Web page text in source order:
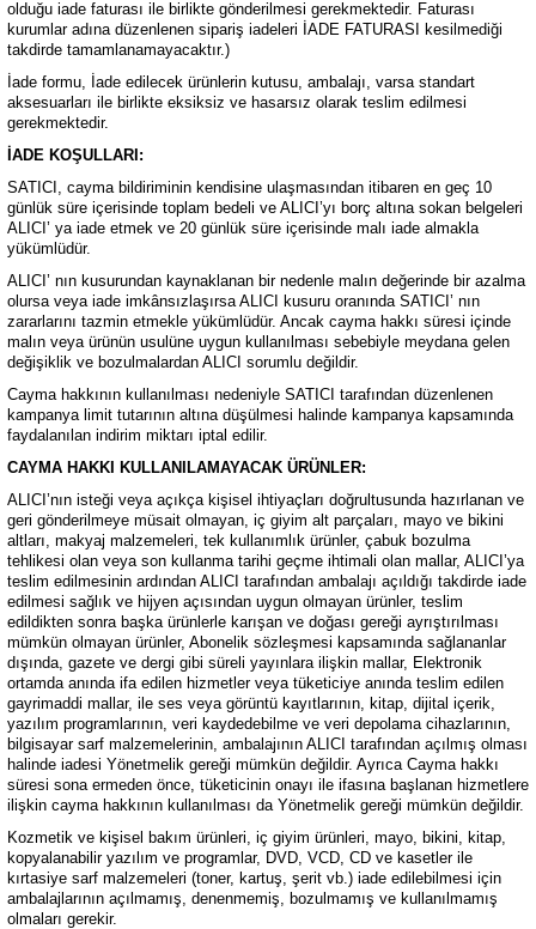
olduğu iade faturası ile birlikte gönderilmesi gerekmektedir. Faturası
kurumlar adına düzenlenen sipariş iadeleri İADE FATURASI kesilmediği
takdirde tamamlanamayacaktır.)
İade formu, İade edilecek ürünlerin kutusu, ambalajı, varsa standart
aksesuarları ile birlikte eksiksiz ve hasarsız olarak teslim edilmesi
gerekmektedir.
İADE KOŞULLARI:
SATICI, cayma bildiriminin kendisine ulaşmasından itibaren en geç 10
günlük süre içerisinde toplam bedeli ve ALICI’yı borç altına sokan belgeleri
ALICI’ ya iade etmek ve 20 günlük süre içerisinde malı iade almakla
yükümlüdür.
ALICI’ nın kusurundan kaynaklanan bir nedenle malın değerinde bir azalma
olursa veya iade imkânsızlaşırsa ALICI kusuru oranında SATICI’ nın
zararlarını tazmin etmekle yükümlüdür. Ancak cayma hakkı süresi içinde
malın veya ürünün usulüne uygun kullanılması sebebiyle meydana gelen
değişiklik ve bozulmalardan ALICI sorumlu değildir.
Cayma hakkının kullanılması nedeniyle SATICI tarafından düzenlenen
kampanya limit tutarının altına düşülmesi halinde kampanya kapsamında
faydalanılan indirim miktarı iptal edilir.
CAYMA HAKKI KULLANILAMAYACAK ÜRÜNLER:
ALICI’nın isteği veya açıkça kişisel ihtiyaçları doğrultusunda hazırlanan ve
geri gönderilmeye müsait olmayan, iç giyim alt parçaları, mayo ve bikini
altları, makyaj malzemeleri, tek kullanımlık ürünler, çabuk bozulma
tehlikesi olan veya son kullanma tarihi geçme ihtimali olan mallar, ALICI’ya
teslim edilmesinin ardından ALICI tarafından ambalajı açıldığı takdirde iade
edilmesi sağlık ve hijyen açısından uygun olmayan ürünler, teslim
edildikten sonra başka ürünlerle karışan ve doğası gereği ayrıştırılması
mümkün olmayan ürünler, Abonelik sözleşmesi kapsamında sağlananlar
dışında, gazete ve dergi gibi süreli yayınlara ilişkin mallar, Elektronik
ortamda anında ifa edilen hizmetler veya tüketiciye anında teslim edilen
gayrimaddi mallar, ile ses veya görüntü kayıtlarının, kitap, dijital içerik,
yazılım programlarının, veri kaydedebilme ve veri depolama cihazlarının,
bilgisayar sarf malzemelerinin, ambalajının ALICI tarafından açılmış olması
halinde iadesi Yönetmelik gereği mümkün değildir. Ayrıca Cayma hakkı
süresi sona ermeden önce, tüketicinin onayı ile ifasına başlanan hizmetlere
ilişkin cayma hakkının kullanılması da Yönetmelik gereği mümkün değildir.
Kozmetik ve kişisel bakım ürünleri, iç giyim ürünleri, mayo, bikini, kitap,
kopyalanabilir yazılım ve programlar, DVD, VCD, CD ve kasetler ile
kırtasiye sarf malzemeleri (toner, kartuş, şerit vb.) iade edilebilmesi için
ambalajlarının açılmamış, denenmemiş, bozulmamış ve kullanılmamış
olmaları gerekir.